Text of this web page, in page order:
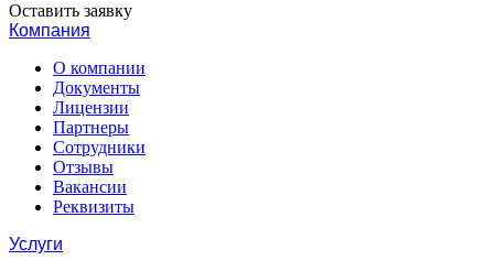
Оставить заявку
Компания
О компании
Документы
Лицензии
Партнеры
Сотрудники
Отзывы
Вакансии
Реквизиты
Услуги